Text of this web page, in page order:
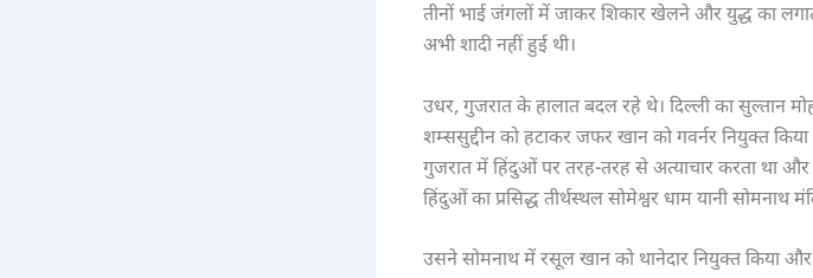
तीनों भाई जंगलों में जाकर शिकार खेलने और युद्ध का
अभी शादी नहीं हुई थी।
उधर, गुजरात के हालात बदल रहे थे। दिल्ली का सुल्तान
शम्ससुद्दीन को हटाकर जफर खान को गवर्नर नियुक्त
गुजरात में हिंदुओं पर तरह-तरह से अत्याचार करता था और
हिंदुओं का प्रसिद्ध तीर्थस्थल सोमेश्वर धाम यानी सोमनाथ
उसने सोमनाथ में रसूल खान को थानेदार नियुक्त किया